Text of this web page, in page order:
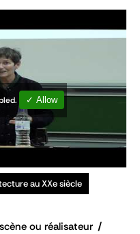
✓ Allow
au XXe siècle
ou réalisateur